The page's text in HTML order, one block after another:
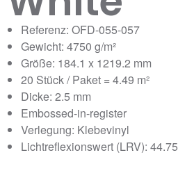
Referenz: OFD-055-057
Gewicht: 4750 g/m²
Größe: 184.1 x 1219.2 mm
20 Stück / Paket = 4.49 m²
Dicke: 2.5 mm
Embossed-in-register
Verlegung: Klebevinyl
Lichtreflexionswert (LRV): 44.75